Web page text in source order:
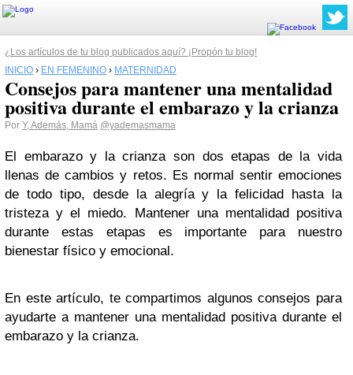
¿Los artículos de tu blog publicados aquí? ¡Propón tu blog!
INICIO › EN FEMENINO › MATERNIDAD
Consejos para mantener una mentalidad
positiva durante el embarazo y la crianza
Por Y, Además, Mamá @yademasmama
El embarazo y la crianza son dos etapas de la vida
llenas de cambios y retos. Es normal sentir emociones
de todo tipo, desde la alegría y la felicidad hasta la
tristeza y el miedo. Mantener una mentalidad positiva
durante estas etapas es importante para nuestro
bienestar físico y emocional.
En este artículo, te compartimos algunos consejos para
ayudarte a mantener una mentalidad positiva durante el
embarazo y la crianza.